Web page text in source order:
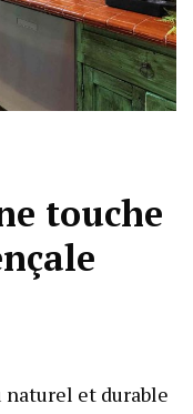
touche
naturel et durable